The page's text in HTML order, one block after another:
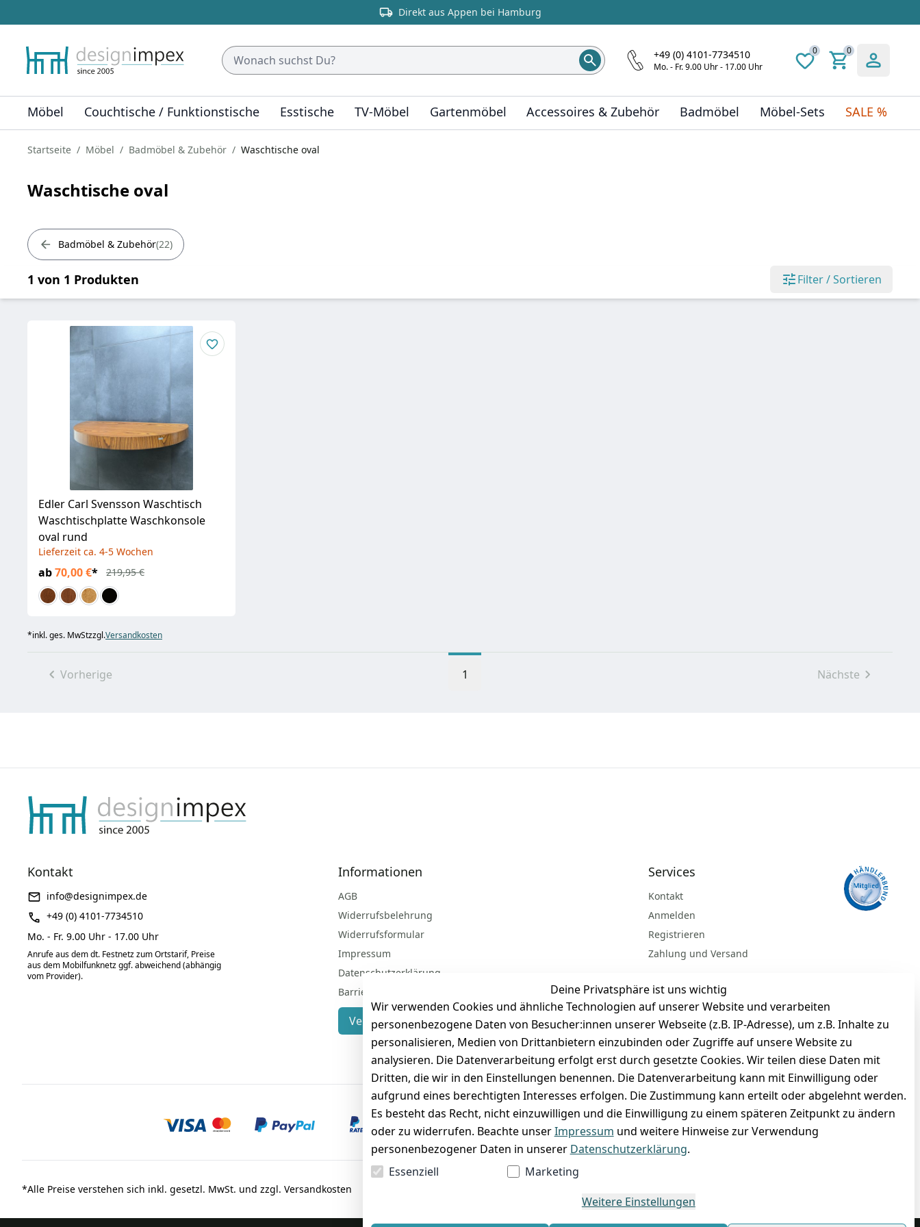
Direkt aus Appen bei Hamburg
+49 (0) 4101-7734510
Mo. - Fr. 9.00 Uhr - 17.00 Uhr
0 0
Möbel Couchtische / Funktionstische Esstische TV-Möbel Gartenmöbel Accessoires & Zubehör Badmöbel Möbel-Sets SALE %
Startseite Möbel Badmöbel & Zubehör Waschtische oval
Waschtische oval
Badmöbel & Zubehör 22
1 von 1 Produkten Filter / Sortieren
Edler Carl Svensson Waschtisch
Waschtischplatte Waschkonsole
oval rund
Lieferzeit ca. 4-5 Wochen
ab70,00 €* 219,95 €
*inkl. ges. MwStzzgl.Versandkosten
Vorherige 1 Nächste
Deine Privatsphäre ist uns wichtig
Wir verwenden Cookies und ähnliche Technologien auf unserer Website und verarbeiten
personenbezogene Daten von Besucher:innen unserer Webseite (z.B. IP-Adresse), um z.B. Inhalte zu
personalisieren, Medien von Drittanbietern einzubinden oder Zugriffe auf unsere Website zu
analysieren. Die Datenverarbeitung erfolgt erst durch gesetzte Cookies. Wir teilen diese Daten mit
Dritten, die wir in den Einstellungen benennen. Die Datenverarbeitung kann mit Einwilligung oder
aufgrund eines berechtigten Interesses erfolgen. Die Zustimmung kann erteilt oder abgelehnt werden.
Es besteht das Recht, nicht einzuwilligen und die Einwilligung zu einem späteren Zeitpunkt zu ändern
oder zu widerrufen. Beachte unserImpressum und weitere Hinweise zur Verwendung
personenbezogener Daten in unserer Datenschutzerklärung.
Essenziell
Marketing
Weitere Einstellungen
Kontakt
info@designimpex.de
+49 (0) 4101-7734510
Mo. - Fr. 9.00 Uhr - 17.00 Uhr
Anrufe aus dem dt. Festnetz zum Ortstarif, Preise
aus dem Mobilfunknetz ggf. abweichend (abhängig
vom Provider).
Informationen
AGB
Widerrufsbelehrung
Widerrufsformular
Impressum
Datenschutzerklärung
Barrierefreiheitserklärung
Vertrag widerrufen
Services
Kontakt
Anmelden
Registrieren
Zahlung und Versand
VORKASSE RECHNUNG BARZAHLUNG
*Alle Preise verstehen sich inkl. gesetzl. MwSt. und zzgl. Versandkosten